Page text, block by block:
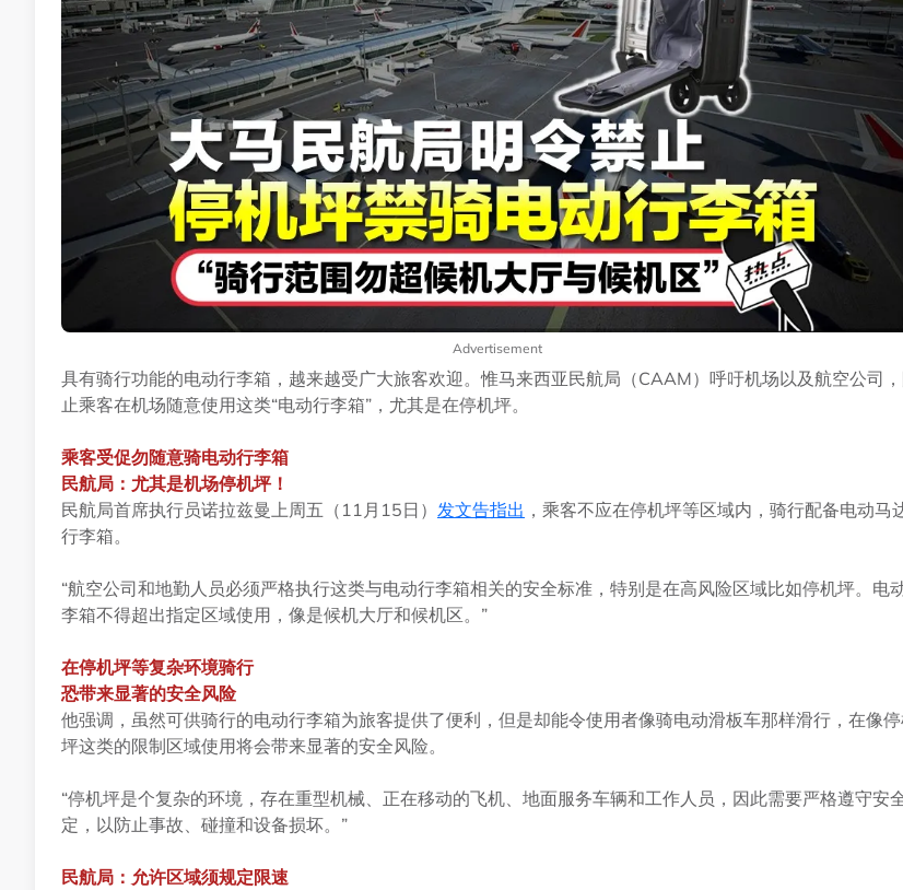
Advertisement
具有骑行功能的电动行李箱，越来越受广大旅客欢迎。惟马来西亚民航局（CAAM）呼吁机场以及航空公司
止乘客在机场随意使用这类“电动行李箱”，尤其是在停机坪。
乘客受促勿随意骑电动行李箱
民航局：尤其是机场停机坪！
民航局首席执行员诺拉兹曼上周五（11月15日） 发文告指出 ，乘客不应在停机坪等区域内，骑行配备电动马
行李箱。
“航空公司和地勤人员必须严格执行这类与电动行李箱相关的安全标准，特别是在高风险区域比如停机坪。电
李箱不得超出指定区域使用，像是候机大厅和候机区。”
在停机坪等复杂环境骑行
恐带来显著的安全风险
他强调，虽然可供骑行的电动行李箱为旅客提供了便利，但是却能令使用者像骑电动滑板车那样滑行，在像
坪这类的限制区域使用将会带来显著的安全风险。
“停机坪是个复杂的环境，存在重型机械、正在移动的飞机、地面服务车辆和工作人员，因此需要严格遵守安
定，以防止事故、碰撞和设备损坏。”
民航局：允许区域须规定限速